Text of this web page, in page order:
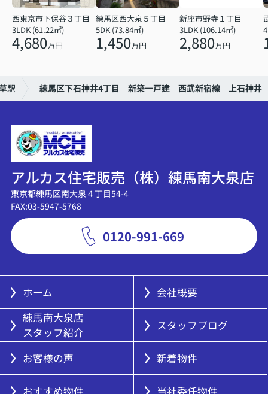
西東京市下保谷３丁目
3LDK (61.22㎡)
4,680万円
練馬区西大泉５丁目
5DK (73.84㎡)
1,450万円
新座市野寺１丁目
3LDK (106.14㎡)
2,880万円
駅 練馬区下石神井4丁目 新築一戸建 西武新宿線 上石神井
アルカス住宅販売（株）練馬南大泉店
東京都練馬区南大泉４丁目54-4
FAX:03-5947-5768
0120-991-669
ホーム
会社概要
練馬南大泉店
スタッフ紹介
スタッフブログ
お客様の声 新着物件
おすすめ物件 当社委任物件